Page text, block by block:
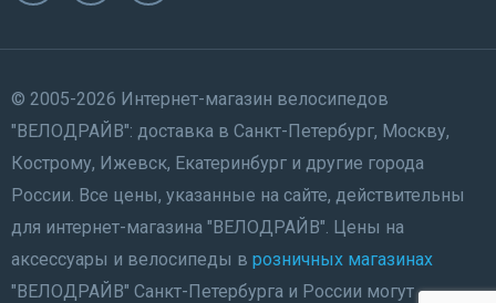
© 2005-2026 Интернет-магазин велосипедов
"ВЕЛОДРАЙВ": доставка в Санкт-Петербург, Москву,
Кострому, Ижевск, Екатеринбург и другие города
России. Все цены, указанные на сайте, действительны
для интернет-магазина "ВЕЛОДРАЙВ". Цены на
аксессуары и велосипеды в розничных магазинах
"ВЕЛОДРАЙВ" Санкт-Петербурга и России могут